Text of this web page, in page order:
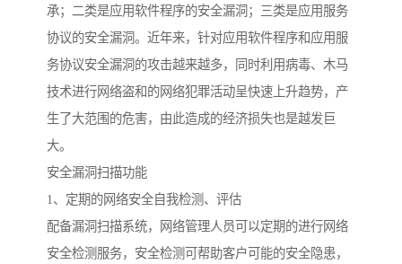
承；二类是应用软件程序的安全漏洞；三类是应用服务
协议的安全漏洞。近年来，针对应用软件程序和应用服
务协议安全漏洞的攻击越来越多，同时利用病毒、木马
技术进行网络盗和的网络犯罪活动呈快速上升趋势，产
生了大范围的危害，由此造成的经济损失也是越发巨
大。
安全漏洞扫描功能
1、定期的网络安全自我检测、评估
配备漏洞扫描系统，网络管理人员可以定期的进行网络
安全检测服务，安全检测可帮助客户可能的安全隐患，